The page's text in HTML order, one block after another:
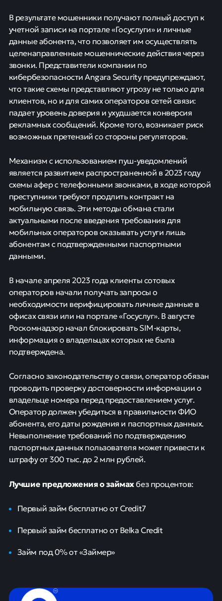
В результате мошенники получают полный доступ к
учетной записи на портале «Госуслуги» и личные
данные абонента, что позволяет им осуществлять
целенаправленные мошеннические действия через
звонки. Представители компании по
кибербезопасности Angara Security предупреждают,
что такие схемы представляют угрозу не только для
клиентов, но и для самих операторов сетей связи:
падает уровень доверия и ухудшается конверсия
рекламных сообщений. Кроме того, возникает риск
возможных претензий со стороны регуляторов.
Механизм с использованием пуш-уведомлений
является развитием распространенной в 2023 году
схемы афер с телефонными звонками, в ходе которой
преступники требуют продлить контракт на
мобильную связь. Эти методы обмана стали
актуальными после введения требования для
мобильных операторов оказывать услуги лишь
абонентам с подтвержденными паспортными
данными.
В начале апреля 2023 года клиенты сотовых
операторов начали получать запросы о
необходимости верифицировать личные данные в
офисах связи или на портале «Госуслуг». В августе
Роскомнадзор начал блокировать SIM-карты,
информация о владельцах которых не была
подтверждена.
Согласно законодательству о связи, оператор обязан
проводить проверку достоверности информации о
владельце номера перед предоставлением услуг.
Оператор должен убедиться в правильности ФИО
абонента, его даты рождения и паспортных данных.
Невыполнение требований по подтверждению
паспортных данных пользователя может привести к
штрафу от 300 тыс. до 2 млн рублей.
Лучшие предложения о займахбез процентов:
Первый займ бесплатно от Credit7
Первый займ бесплатно от Belka Credit
Займ под 0% от «Займер»